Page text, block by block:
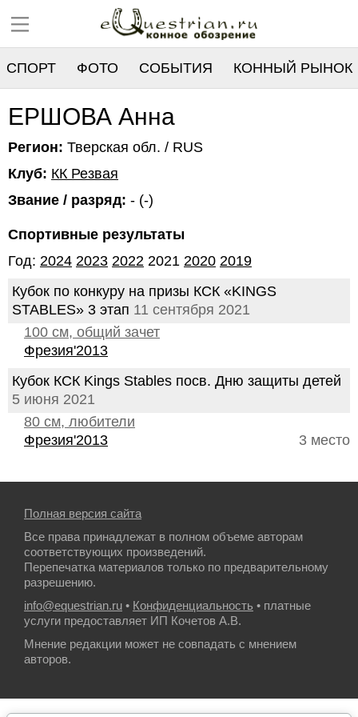
СПОРТ ФОТО СОБЫТИЯ КОННЫЙ РЫНОК
РЕЕСТР
ЕРШОВА Анна
Регион: Тверская обл. / RUS
Клуб: КК Резвая
Звание / разряд: - (-)
Спортивные результаты
Год: 2024 2023 2022 2021 2020 2019
Кубок по конкуру на призы КСК «KINGS
STABLES» 3 этап 11 сентября 2021
100 см, общий зачет
Фрезия'2013
Кубок КСК Kings Stables посв. Дню защиты детей
5 июня 2021
80 см, любители
3 место
Фрезия'2013
Полная версия сайта
Все права принадлежат в полном объеме авторам
соответствующих произведений.
Перепечатка материалов только по предварительному
разрешению.
info@equestrian.ru • Конфиденциальность • платные
услуги предоставляет ИП Кочетов А.В.
Мнение редакции может не совпадать с мнением
авторов.